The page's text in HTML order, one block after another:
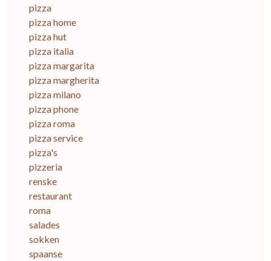
pizza
pizza home
pizza hut
pizza italia
pizza margarita
pizza margherita
pizza milano
pizza phone
pizza roma
pizza service
pizza's
pizzeria
renske
restaurant
roma
salades
sokken
spaanse